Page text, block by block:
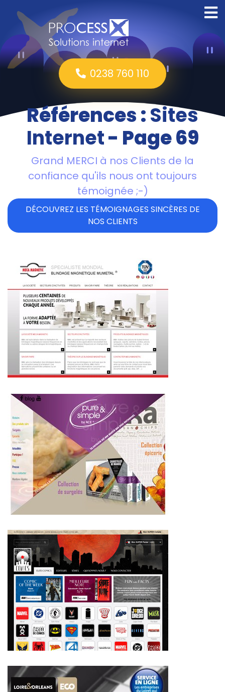
0238 760 110
Références :Sites
Internet- Page 69
Grand MERCI à nos Clients de la
confiance qu'ils nous ont toujours
témoignée ;-)
DÉCOUVREZ LES TÉMOIGNAGES SINCÈRES DE
NOS CLIENTS
~441€/mois économisés d'annonces commerciales
~308€/mois économisés d'annonces commerciales
~285€/mois économisés d'annonces commerciales